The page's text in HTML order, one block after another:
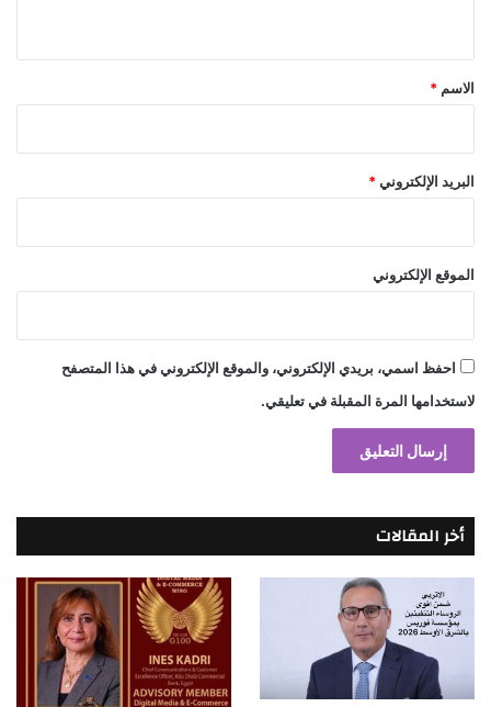
*
الاسم *
البريد الإلكتروني *
الموقع الإلكتروني
احفظ اسمي، بريدي الإلكتروني، والموقع الإلكتروني في هذا المتصفح
لاستخدامها المرة المقبلة في تعليقي.
أخر المقالات